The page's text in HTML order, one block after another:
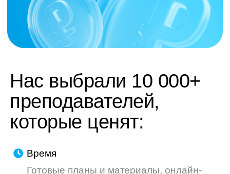
труду — мы делаем всё, чтобы ваш опыт
был приятнее